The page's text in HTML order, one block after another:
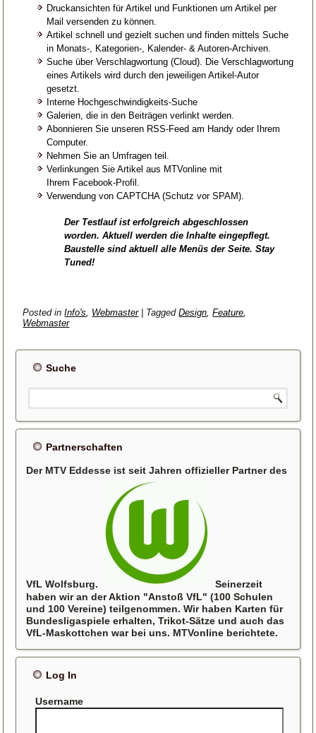
Druckansichten für Artikel und Funktionen um Artikel per
Mail versenden zu können.
Artikel schnell und gezielt suchen und finden mittels Suche
in Monats-, Kategorien-, Kalender- & Autoren-Archiven.
Suche über Verschlagwortung (Cloud). Die Verschlagwortung
eines Artikels wird durch den jeweiligen Artikel-Autor
gesetzt.
Interne Hochgeschwindigkeits-Suche
Galerien, die in den Beiträgen verlinkt werden.
Abonnieren Sie unseren RSS-Feed am Handy oder Ihrem
Computer.
Nehmen Sie an Umfragen teil.
Verlinkungen Sie Artikel aus MTVonline mit
Ihrem Facebook-Profil.
Verwendung von CAPTCHA (Schutz vor SPAM).
Der Testlauf ist erfolgreich abgeschlossen
worden. Aktuell werden die Inhalte eingepflegt.
Baustelle sind aktuell alle Menüs der Seite. Stay
Tuned!
Posted in Info's, Webmaster| Tagged Design,Feature,
Webmaster
Suche
Partnerschaften
Der MTV Eddesse ist seit Jahren offizieller Partner des
VfL Wolfsburg.
Seinerzeit
haben wir an der Aktion "Anstoß VfL" (100 Schulen
und 100 Vereine) teilgenommen. Wir haben Karten für
Bundesligaspiele erhalten, Trikot-Sätze und auch das
VfL-Maskottchen war bei uns. MTVonline berichtete.
Log In
Username